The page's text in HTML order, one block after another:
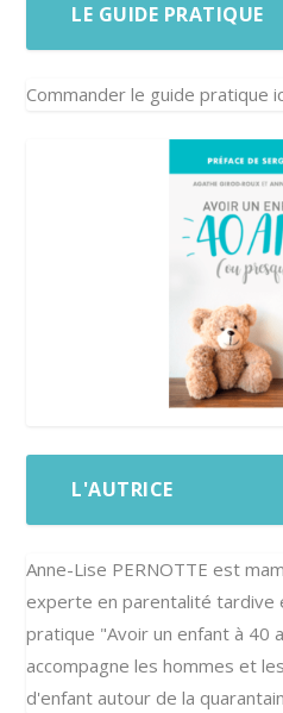
LE GUIDE PRATIQUE
Commander le guide pratique
L'AUTRICE
Anne-Lise PERNOTTE est
experte en parentalité tardive
pratique "Avoir un enfant à 40
accompagne les hommes et
d'enfant autour de la